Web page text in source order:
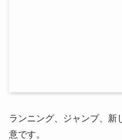
ランニング、ジャンプ、新
意です。